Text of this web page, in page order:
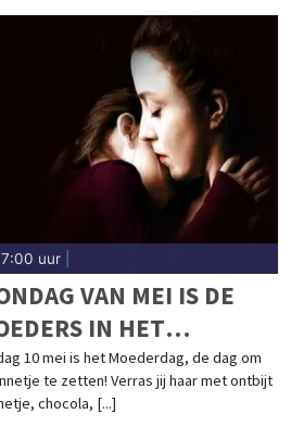
uur
VAN MEI IS DE
IN HET
ZETTEN
10 mei is het Moederdag, de dag om
te zetten! Verras jij haar met ontbijt
chocola, [...]